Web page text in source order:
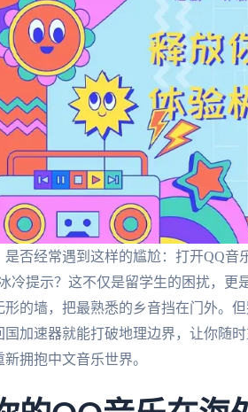
是否经常遇到这样的尴尬：打开QQ
冷提示？这不仅是留学生的困扰，更
形的墙，把最熟悉的乡音挡在门外。
加速器就能打破地理边界，让你随
拥抱中文音乐世界。